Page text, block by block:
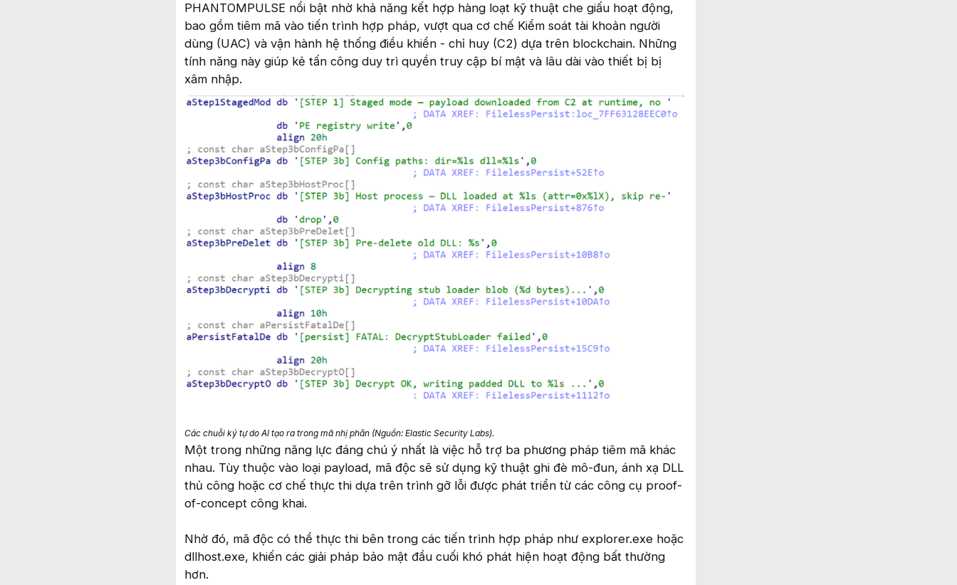
PHANTOMPULSE nổi bật nhờ khả năng kết hợp hàng loạt kỹ thuật che giấu hoạt động,
bao gồm tiêm mã vào tiến trình hợp pháp, vượt qua cơ chế Kiểm soát tài khoản người
dùng (UAC) và vận hành hệ thống điều khiển - chỉ huy (C2) dựa trên blockchain. Những
tính năng này giúp kẻ tấn công duy trì quyền truy cập bí mật và lâu dài vào thiết bị bị
xâm nhập.
Các chuỗi ký tự do AI tạo ra trong mã nhị phân (Nguồn: Elastic Security Labs).
Một trong những năng lực đáng chú ý nhất là việc hỗ trợ ba phương pháp tiêm mã khác
nhau. Tùy thuộc vào loại payload, mã độc sẽ sử dụng kỹ thuật ghi đè mô-đun, ánh xạ DLL
thủ công hoặc cơ chế thực thi dựa trên trình gỡ lỗi được phát triển từ các công cụ proof-
of-concept công khai.
Nhờ đó, mã độc có thể thực thi bên trong các tiến trình hợp pháp như explorer.exe hoặc
dllhost.exe, khiến các giải pháp bảo mật đầu cuối khó phát hiện hoạt động bất thường
hơn.